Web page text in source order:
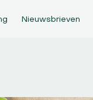
Nieuwsbrieven